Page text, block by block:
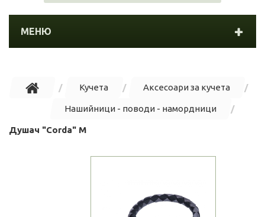
МЕНЮ
Кучета Аксесоари за кучета
Нашийници - поводи - намордници
Душач "Corda" M